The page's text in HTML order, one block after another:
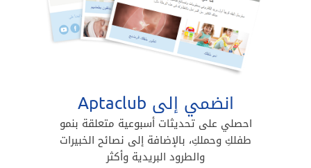
انضمي إلى Aptaclub
احصلي على تحديثات أسبوعية متعلقة بنمو
طفلكِ وحملكِ، بالإضافة إلى نصائح الخبيرات
والطرود البريدية وأكثر